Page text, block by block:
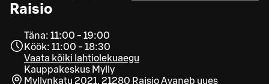
Raisio
Täna: 11:00 - 19:00
Köök: 11:00 - 18:30
Vaata kõiki lahtiolekuaegu
Kauppakeskus Mylly
Myllynkatu 2021, 21280 RaisioAvaneb uues